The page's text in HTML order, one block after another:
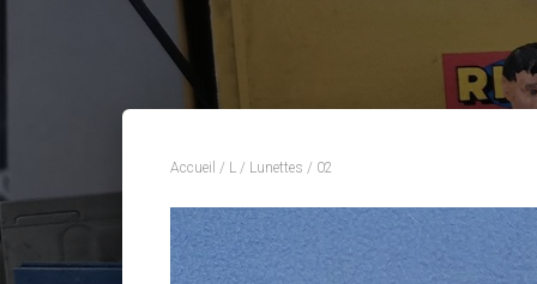
Accueil / L / Lunettes / 02